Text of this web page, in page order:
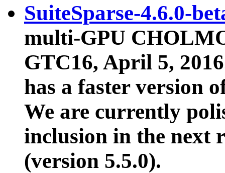
SuiteSparse-4.6.0-
multi-GPU
GTC16, April 5,
has a faster version
We are currently
inclusion in the next
(version 5.5.0).